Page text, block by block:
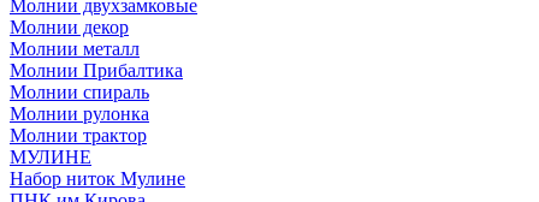
Молнии двухзамковые
Молнии декор
Молнии металл
Молнии Прибалтика
Молнии спираль
Молнии рулонка
Молнии трактор
МУЛИНЕ
Набор ниток Мулине